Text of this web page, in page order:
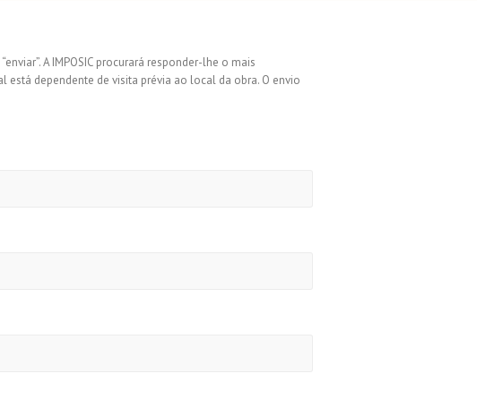
A IMPOSIC procurará responder-lhe o mais
dependente de visita prévia ao local da obra. O envio